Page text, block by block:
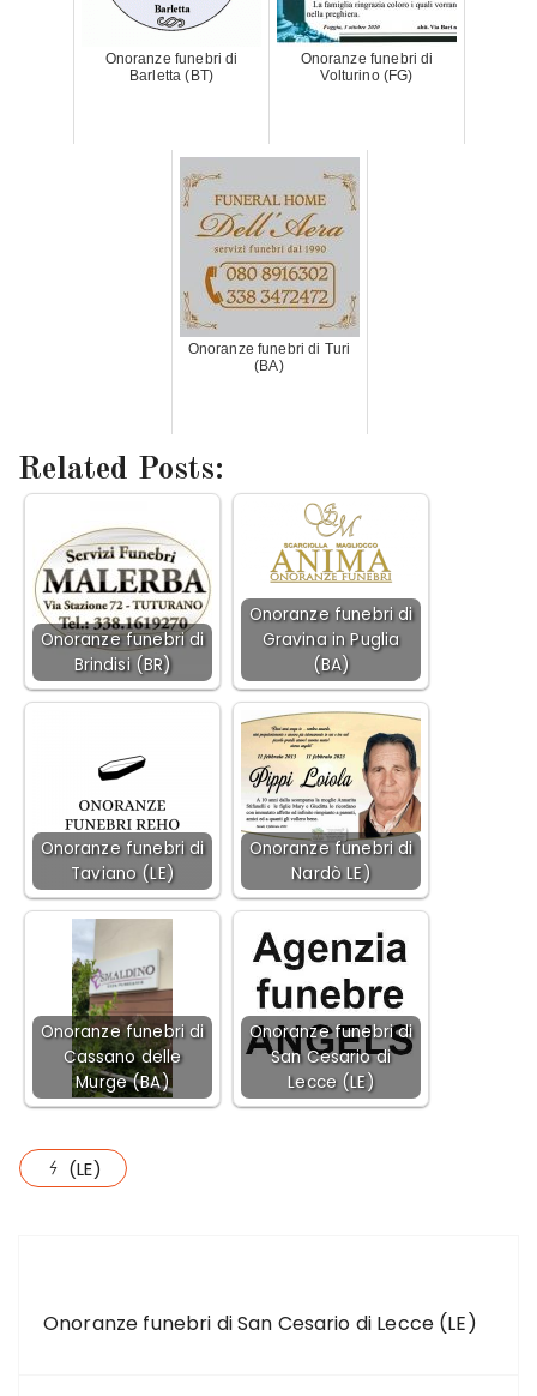
Onoranze funebri di
Barletta (BT)
Onoranze funebri di
Volturino (FG)
Onoranze funebri di Turi
(BA)
Related Posts:
Onoranze funebri di
Brindisi (BR)
Onoranze funebri di
Gravina in Puglia
(BA)
Onoranze funebri di
Taviano (LE)
Onoranze funebri di
Nardò LE)
Onoranze funebri di
Cassano delle
Murge (BA)
Onoranze funebri di
San Cesario di
Lecce (LE)
(LE)
Onoranze funebri di San Cesario di Lecce (LE)